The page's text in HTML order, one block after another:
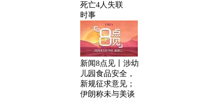
死亡4人失联
时事
新闻8点见丨涉幼
儿园食品安全，
新规征求意见；
伊朗称未与美谈